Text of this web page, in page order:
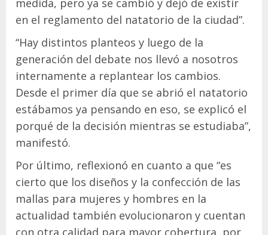
medida, pero ya se cambió y dejó de existir
en el reglamento del natatorio de la ciudad”.
“Hay distintos planteos y luego de la
generación del debate nos llevó a nosotros
internamente a replantear los cambios.
Desde el primer día que se abrió el natatorio
estábamos ya pensando en eso, se explicó el
porqué de la decisión mientras se estudiaba”,
manifestó.
Por último, reflexionó en cuanto a que “es
cierto que los diseños y la confección de las
mallas para mujeres y hombres en la
actualidad también evolucionaron y cuentan